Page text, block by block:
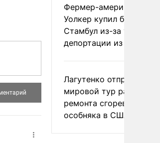
Фермер-американец
Уолкер купил билет в
Стамбул из-за угрозы
депортации из России
Лагутенко отправился в
мировой тур ради
ремонта сгоревшего
особняка в США